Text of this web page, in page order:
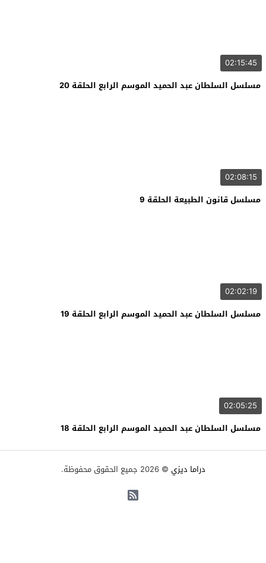
02:15:45
مسلسل السلطان عبد الحميد الموسم الرابع الحلقة 20
02:08:15
مسلسل قانون الطبيعة الحلقة 9
02:02:19
مسلسل السلطان عبد الحميد الموسم الرابع الحلقة 19
02:05:25
مسلسل السلطان عبد الحميد الموسم الرابع الحلقة 18
دراما ديزي © 2026 جميع الحقوق محفوظة.